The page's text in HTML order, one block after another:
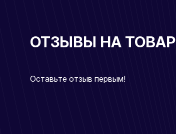
ОТЗЫВЫ НА ТОВАР
Оставьте отзыв первым!